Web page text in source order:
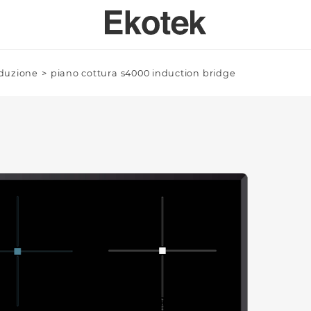
BAGNO> piano cottura s4000 induction bridge
Email *